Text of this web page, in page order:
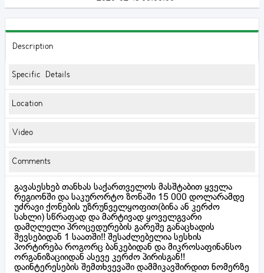
Description
Specific Details
Location
Video
Comments
გავასესხებ თანხას საქართველოს მასშტაბით ყველა
რეგიონში და საკურორტო ზონაში 15 000 დოლარამდე
უძრავი ქონების უზრუნველყოფით(ბინა ან კერძო
სახლი) სწრაფად და მარტივად ყოველგვარი
დამღლელი პროცედურების გარეშე განაცხადის
შევსებიდან 1 საათში!! შესაძლებელია სესხის
პორტირება როგორც ბანკებიდან და მიკროსაფინანსო
ორგანიზაციიდან ასევე კერძო პირისგან!!
დაინტერესების შემთხვევაში დამმიკავშირდით ნომერზე